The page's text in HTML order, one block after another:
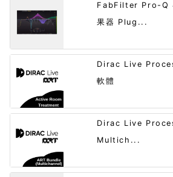
FabFilter Pro-Q
果器 Plug...
Dirac Live
軟體
Dirac Live
Multich...